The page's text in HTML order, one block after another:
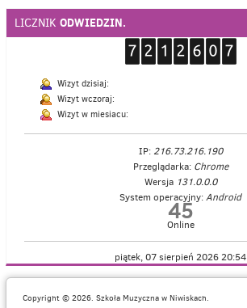
LICZNIK ODWIEDZIN.
Wizyt dzisiaj:
Wizyt wczoraj:
Wizyt w miesiacu:
IP: 216.73.216.190
Przeglądarka: Chrome
Wersja 131.0.0.0
System operacyjny:Android
45
Online
piątek, 07 sierpień 2026 20:54
Copyright © 2026. Szkoła Muzyczna w Niwiskach.